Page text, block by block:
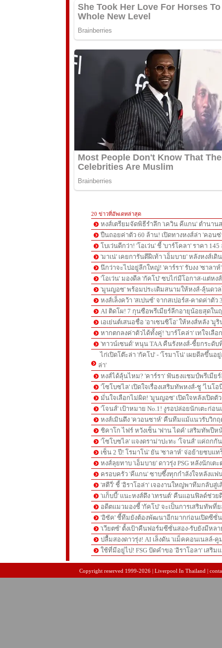
20 ข่าวที่อัพเดทล่าสุด
หงส์เตรียมจัดพิธีรำลึก 'เควิน คีแกน' ตำนาน
ปืนถอยค่าตัว 60 ล้าน! เปิดทางหงส์ล่า 'คอนซ่
โบเว่นดีกว่า! 'โอเว่น' ชี้ 'บาร์โคลา' ราคา
'มาเน่' เคยการันตีฝีเท้า 'เอ็มบาย' หลังหงส์เดิ
นึกว่าจะไปอยู่ลีกใหญ่! 'คาร์รา' รับงง 'ซาลา
'โอเว่น' มองดีล 'กัคโป' ซบไก่มีโอกาส-แต่ห
'มูนญอซ' พร้อมประเดิมสนามให้หงส์-ลุ้นดว
หงส์เล็งคว้า 'สเปนซ์' จากสเปอร์ส-คาดค่าตัว
AI ติดโผ! 7 กุนซือพรีเมียร์ลีกอายุน้อยสุดใน
เอเย่นต์เสนอชื่อ 'อาเซนซิโอ' ให้หงส์หลัง 'มู
หากตกลงค่าตัวได้ทั้งคู่! 'บาร์โคล่า' เทใจเลือ
'ทาวน์เซนด์' หนุน TAA คืนรังหงส์-ชี้ยกระดั
ไก่เปิดโต๊ะล่า 'กัคโป' - 'โรมาโน่' เผยดีลขึ้นอ
ล่า'
หงส์ได้ลุ้นไหม? 'คาร์รา' ฟันธงแชมป์พรีเมีย
'โซโบซไล' เปิดใจเรื่องเสริมทัพหงส์-ชู 'ไนโ
มั่นใจเลือกไม่ผิด! 'มูนญอซ' เปิดใจหลังเปิดตั
'โจนส์' เป้าหมาย No.1! งูรอปล่อยนักเตะก่อ
หงส์เมินดึง 'ควอนซาห์' คืนทีมแม้แนวรับวิก
ชิคาโก ไฟร์ หวังเซ็น 'ฟาน ไดค์' เสริมทัพปีห
'โซโบซไล' แจงดราม่าปะทะ 'โจนส์' แค่ถกกั
เซ็น 2 ปี! โรมาโน่' ยัน 'ซาลาห์' จ่อย้ายซบแ
หงส์ลุยทาบ 'เอ็มบาย' ดาวรุ่ง PSG หลังนักเต
ครอบครัว 'คีแกน' ซาบซึ้งทุกกำลังใจหลังแฟ
'สตีวี่' ชี้ 'อิราโอล่า' เจองานใหญ่พาทีมกลับสู่
'แก็บบี้' แนะหงส์ดึง 'เทรนต์' คืนแอนฟิลด์ช่วย
อดีตแมวมองชี้ 'กัคโป' จะเป็นการเสริมทัพที่
'อิซัค' ชี้ทีมยังต้องพัฒนาอีกมากก่อนเปิดซีซั่
'เวียตซ์' ตั้งเป้าคืนฟอร์มซีซั่นสอง-รับยังมีหล
ปลื้มสองดาวรุ่ง! AI เล็งดัน 'แม็คคอนเนลล์-
ใช้ที่มีอยู่ไป! FSG ปัดคำขอ 'อิราโอลา' เสริม
Copyright reserved 1999-2026 | Liverpool In Thailand |